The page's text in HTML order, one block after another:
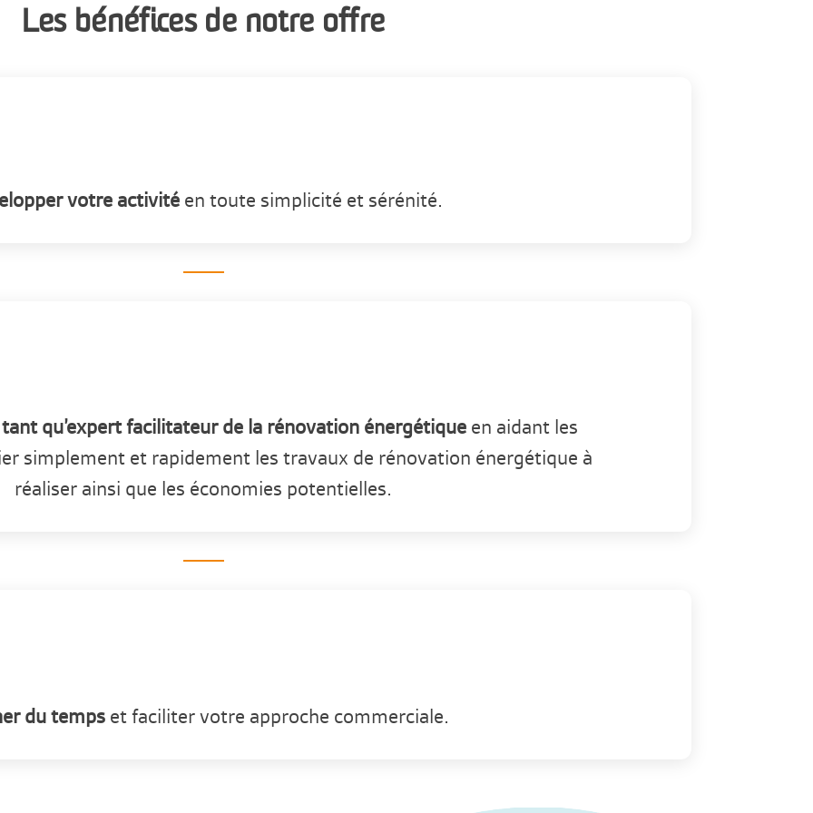
Les bénéfices de notre offre
votre activité en toute simplicité et sérénité.
qu’expert facilitateur de la rénovation énergétique en aidant les
simplement et rapidement les travaux de rénovation énergétique à
réaliser ainsi que les économies potentielles.
du tempset faciliter votre approche commerciale.